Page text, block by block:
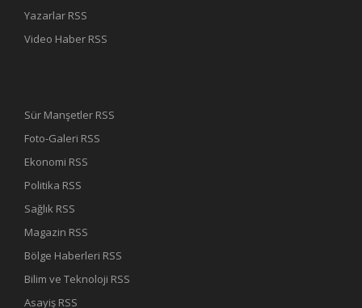
Yazarlar RSS
Video Haber RSS
Sür Manşetler RSS
Foto-Galeri RSS
Ekonomi RSS
Politika RSS
Sağlık RSS
Magazin RSS
Bölge Haberleri RSS
Bilim ve Teknoloji RSS
Asayiş RSS